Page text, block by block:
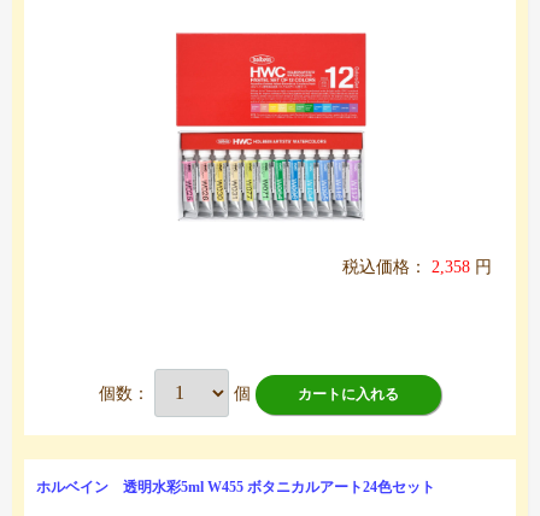
税込価格： 2,358 円
個数： 個 カートに入れる
ホルベイン 透明水彩5ml W455 ボタニカルアート24色セット